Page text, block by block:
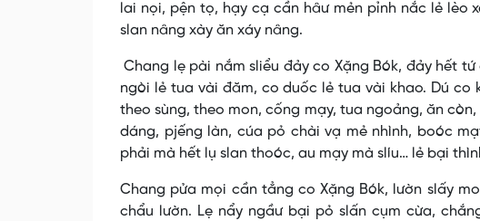
lai nọi, pện tọ, hạy cạ cần hâư mẻn pỉnh nắc lẻ
slan nâng xày ăn xáy nâng.
Chang lẹ pài nắm sliểu đảy co Xặng Bók, đảy hết
ngòi lẻ tua vài đăm, co duốc lẻ tua vài khao. Dú co
theo sùng, theo mon, cống mạy, tua ngoảng, ăn
dáng, pjếng làn, cúa pỏ chài vạ mẻ nhình, boóc
phải mà hết lụ slan thoóc, au mạy mà slíu… lẻ bại
Chang pửa mọi cần tẳng co Xặng Bók, lườn slấy
chẩu lườn. Lẹ nẩy ngầư bại pỏ slấn cụm cừa,